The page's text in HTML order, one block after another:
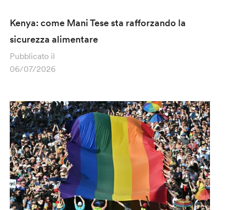
Kenya: come Mani Tese sta rafforzando la
sicurezza alimentare
Pubblicato il
06/07/2026